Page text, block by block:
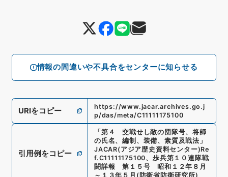
情報の間違いや不具合をセンターに知らせる
URIをコピー
https://www.jacar.archives.go.j
p/das/meta/C11111175100
引用例をコピー
「 第４ 交戦せし敵の団隊号、将師
の氏名、編制、装備、素質及戦法 」
JACAR(アジア歴史資料センター)Re
f.C11111175100、 歩兵第１０連隊戦
闘詳報 第１５号 昭和１２年８月
～１３年５月 ( 防衛省防衛研究所)